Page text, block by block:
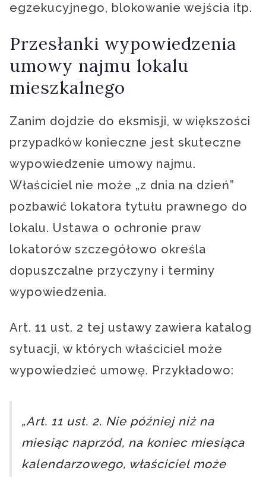
egzekucyjnego, blokowanie wejścia itp.
Przesłanki wypowiedzenia
umowy najmu lokalu
mieszkalnego
Zanim dojdzie do eksmisji, w większości
przypadków konieczne jest skuteczne
wypowiedzenie umowy najmu.
Właściciel nie może „z dnia na dzień”
pozbawić lokatora tytułu prawnego do
lokalu. Ustawa o ochronie praw
lokatorów szczegółowo określa
dopuszczalne przyczyny i terminy
wypowiedzenia.
Art. 11 ust. 2 tej ustawy zawiera katalog
sytuacji, w których właściciel może
wypowiedzieć umowę. Przykładowo:
„Art. 11 ust. 2. Nie później niż na
miesiąc naprzód, na koniec miesiąca
kalendarzowego, właściciel może